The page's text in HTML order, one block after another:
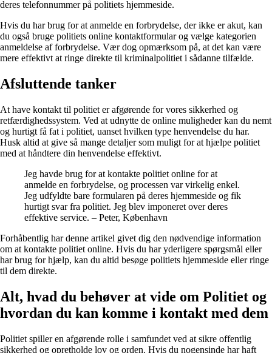
deres telefonnummer på politiets hjemmeside.
Hvis du har brug for at anmelde en forbrydelse, der ikke er akut, kan
du også bruge politiets online kontaktformular og vælge kategorien
anmeldelse af forbrydelse. Vær dog opmærksom på, at det kan være
mere effektivt at ringe direkte til kriminalpolitiet i sådanne tilfælde.
Afsluttende tanker
At have kontakt til politiet er afgørende for vores sikkerhed og
retfærdighedssystem. Ved at udnytte de online muligheder kan du nemt
og hurtigt få fat i politiet, uanset hvilken type henvendelse du har.
Husk altid at give så mange detaljer som muligt for at hjælpe politiet
med at håndtere din henvendelse effektivt.
Jeg havde brug for at kontakte politiet online for at
anmelde en forbrydelse, og processen var virkelig enkel.
Jeg udfyldte bare formularen på deres hjemmeside og fik
hurtigt svar fra politiet. Jeg blev imponeret over deres
effektive service. – Peter, København
Forhåbentlig har denne artikel givet dig den nødvendige information
om at kontakte politiet online. Hvis du har yderligere spørgsmål eller
har brug for hjælp, kan du altid besøge politiets hjemmeside eller ringe
til dem direkte.
Alt, hvad du behøver at vide om Politiet og
hvordan du kan komme i kontakt med dem
Politiet spiller en afgørende rolle i samfundet ved at sikre offentlig
sikkerhed og opretholde lov og orden. Hvis du nogensinde har haft